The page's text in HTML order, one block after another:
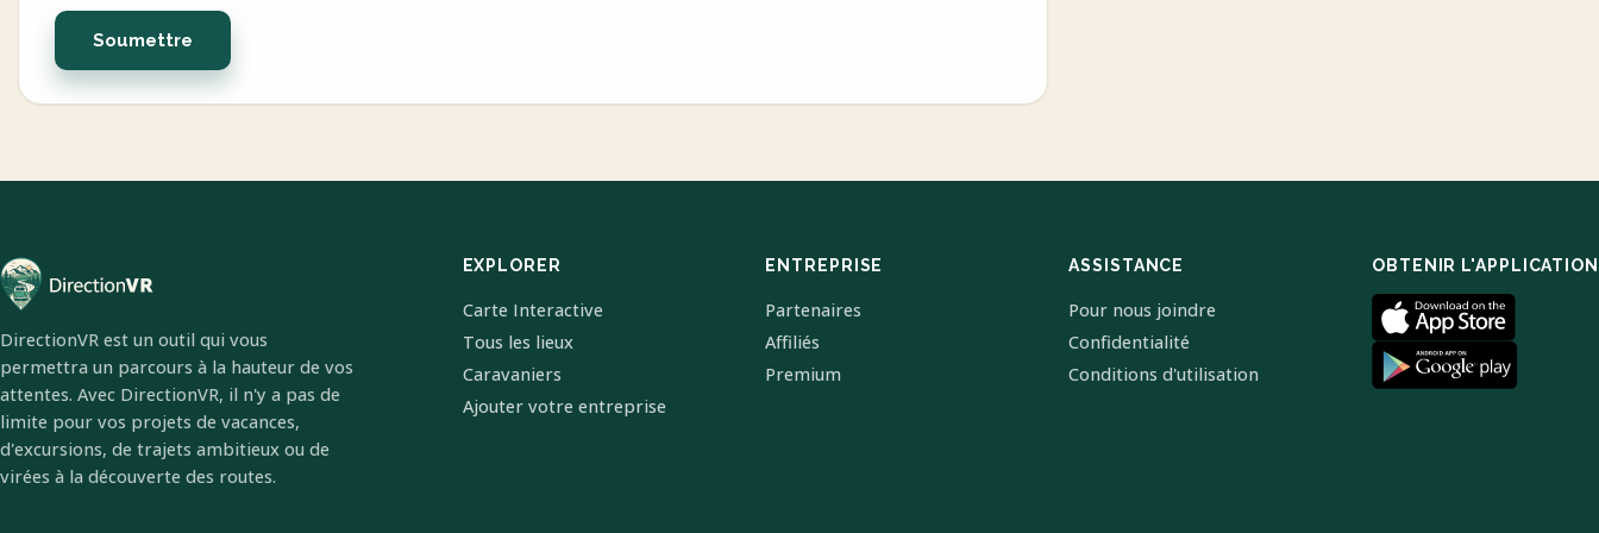
Soumettre
DirectionVR est un outil qui vous
permettra un parcours à la hauteur de vos
attentes. Avec DirectionVR, il n'y a pas de
limite pour vos projets de vacances,
d'excursions, de trajets ambitieux ou de
virées à la découverte des routes.
EXPLORER
Carte Interactive
Tous les lieux
Caravaniers
Ajouter votre entreprise
ENTREPRISE
Partenaires
Affiliés
Premium
ASSISTANCE
Pour nous joindre
Confidentialité
Conditions d'utilisation
OBTENIR L'APPLICATION